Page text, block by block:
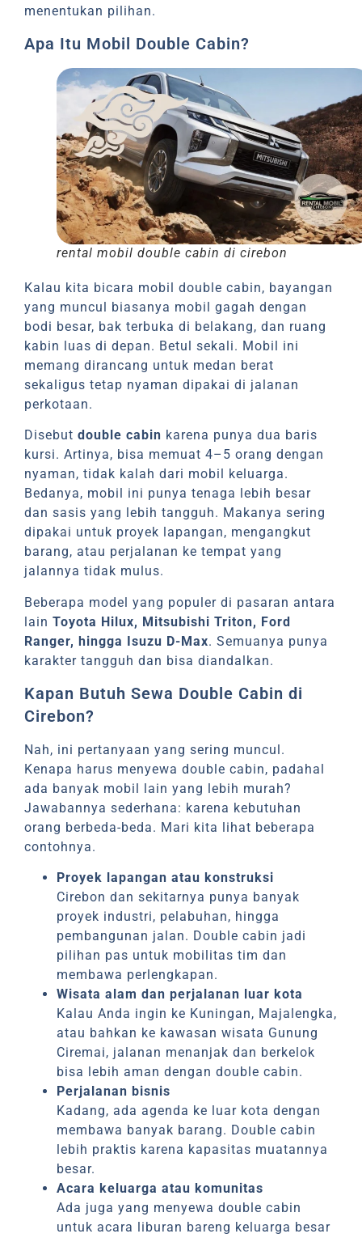
menentukan pilihan.
Apa Itu Mobil Double Cabin?
rental mobil double cabin di cirebon
Kalau kita bicara mobil double cabin, bayangan
yang muncul biasanya mobil gagah dengan
bodi besar, bak terbuka di belakang, dan ruang
kabin luas di depan. Betul sekali. Mobil ini
memang dirancang untuk medan berat
sekaligus tetap nyaman dipakai di jalanan
perkotaan.
Disebutdouble cabin karena punya dua baris
kursi. Artinya, bisa memuat 4–5 orang dengan
nyaman, tidak kalah dari mobil keluarga.
Bedanya, mobil ini punya tenaga lebih besar
dan sasis yang lebih tangguh. Makanya sering
dipakai untuk proyek lapangan, mengangkut
barang, atau perjalanan ke tempat yang
jalannya tidak mulus.
Beberapa model yang populer di pasaran antara
lainToyota Hilux, Mitsubishi Triton, Ford
Ranger, hingga Isuzu D-Max. Semuanya punya
karakter tangguh dan bisa diandalkan.
Kapan Butuh Sewa Double Cabin di
Cirebon?
Nah, ini pertanyaan yang sering muncul.
Kenapa harus menyewa double cabin, padahal
ada banyak mobil lain yang lebih murah?
Jawabannya sederhana: karena kebutuhan
orang berbeda-beda. Mari kita lihat beberapa
contohnya.
Proyek lapangan atau konstruksi
Cirebon dan sekitarnya punya banyak
proyek industri, pelabuhan, hingga
pembangunan jalan. Double cabin jadi
pilihan pas untuk mobilitas tim dan
membawa perlengkapan.
Wisata alam dan perjalanan luar kota
Kalau Anda ingin ke Kuningan, Majalengka,
atau bahkan ke kawasan wisata Gunung
Ciremai, jalanan menanjak dan berkelok
bisa lebih aman dengan double cabin.
Perjalanan bisnis
Kadang, ada agenda ke luar kota dengan
membawa banyak barang. Double cabin
lebih praktis karena kapasitas muatannya
besar.
Acara keluarga atau komunitas
Ada juga yang menyewa double cabin
untuk acara liburan bareng keluarga besar